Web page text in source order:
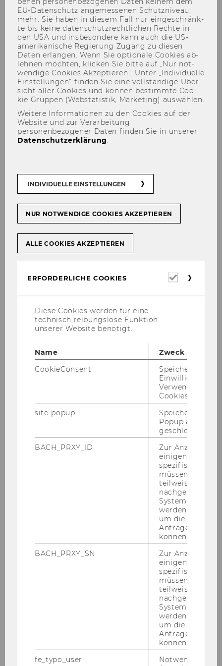
World Bank & Co. – Are
Development Banks still
Relevant? [2014]
Der Inhalt dieser Seite ist aktuell nur auf
Friday, April 4, 2014 | 13:30 – 20:00 (TC.5.13)
Saturday, April 5, 2014 | 09:00 – 15:00
(TC.2.03)
WU (Vienna University of Economics and
Business), Welthandelsplatz 1, 1020 Vienna,
13.30: Basic Concepts and International
Development Finance Architecture | Daniel
EU-​Datenschutz an­ge­mes­se­nen Schutz­ni­veau
mehr. Sie haben in die­sem Fall nur ein­ge­schränk­
te bis keine da­ten­schutz­recht­li­chen Rech­te in
den USA und ins­be­son­de­re kann auch die US-​
amerikanische Re­gie­rung Zu­gang zu die­sen
Daten er­lan­gen. Wenn Sie op­tio­na­le Coo­kies ab­
leh­nen möch­ten, kli­cken Sie bitte auf „Nur not­
wen­di­ge Coo­kies Ak­zep­tie­ren“. Unter „In­di­vi­du­el­le
Ein­stel­lun­gen“ fin­den Sie eine voll­stän­di­ge Über­
sicht aller Coo­kies und kön­nen be­stimm­te Coo­
kie Grup­pen (Web­sta­tis­tik, Mar­ke­ting) aus­wäh­len.
Weitere Informationen zu den Cookies auf der
Website und zur Verarbeitung
personenbezogener Daten finden Sie in unserer
Datenschutzerklärung.
INDIVIDUELLE EINSTELLUNGEN
NUR NOTWENDIGE COOKIES AKZEPTIEREN
ALLE COOKIES AKZEPTIEREN
ERFORDERLICHE COOKIES
Diese Cookies werden für eine
technisch reibungslose Funktion
unserer Website benötigt.
Name
Zweck
CookieConsent
Speichert Ihre
Einwilligung zur
Verwendung von
Cookies.
site-popup
Speichert ob ein
Popup
geschlossen
BACH_PRXY_ID
Zur Anzeige von
einigen WU-
spezifischen
müssen
teilweise von
nachgelagerten
System
werden.
um die Antwort
Anfrage
können.
BACH_PRXY_SN
Zur Anzeige von
einigen WU-
spezifischen
müssen
teilweise von
nachgelagerten
System
werden.
um die Antwort
Anfrage
können.
fe_typo_user
Notwendig für